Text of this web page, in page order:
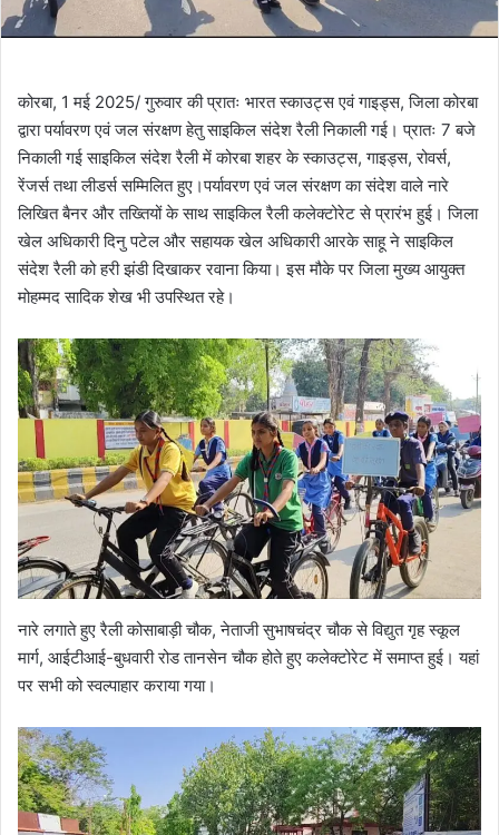
कोरबा, 1 मई 2025/ गुरुवार की प्रातः भारत स्काउट्स एवं गाइड्स, जिला कोरबा
द्वारा पर्यावरण एवं जल संरक्षण हेतु साइकिल संदेश रैली निकाली गई। प्रातः 7 बजे
निकाली गई साइकिल संदेश रैली में कोरबा शहर के स्काउट्स, गाइड्स, रोवर्स,
रेंजर्स तथा लीडर्स सम्मिलित हुए।पर्यावरण एवं जल संरक्षण का संदेश वाले नारे
लिखित बैनर और तख्तियों के साथ साइकिल रैली कलेक्टोरेट से प्रारंभ हुई। जिला
खेल अधिकारी दिनु पटेल और सहायक खेल अधिकारी आरके साहू ने साइकिल
संदेश रैली को हरी झंडी दिखाकर रवाना किया। इस मौके पर जिला मुख्य आयुक्त
मोहम्मद सादिक शेख भी उपस्थित रहे।
नारे लगाते हुए रैली कोसाबाड़ी चौक, नेताजी सुभाषचंद्र चौक से विद्युत गृह स्कूल
मार्ग, आईटीआई-बुधवारी रोड तानसेन चौक होते हुए कलेक्टोरेट में समाप्त हुई। यहां
पर सभी को स्वल्पाहार कराया गया।